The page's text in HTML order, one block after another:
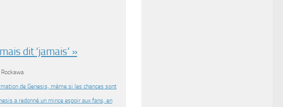
dit ‘jamais’ »
de Genesis, même si les chances sont
a redonné un mince espoir aux fans, en